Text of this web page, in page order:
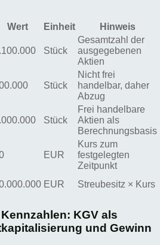
Wert Einheit Hinweis
Stück
Gesamtzahl der
ausgegebenen
Aktien
Stück
Nicht frei
handelbar, daher
Abzug
Stück
Frei handelbare
Aktien als
Berechnungsbasis
EUR
Kurs zum
festgelegten
Zeitpunkt
EUR Streubesitz × Kurs
KGV als
und Gewinn